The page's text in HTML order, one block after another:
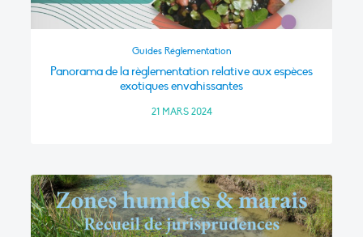
Guides Réglementation
Panorama de la règlementation relative aux espèces
exotiques envahissantes
21 MARS 2024